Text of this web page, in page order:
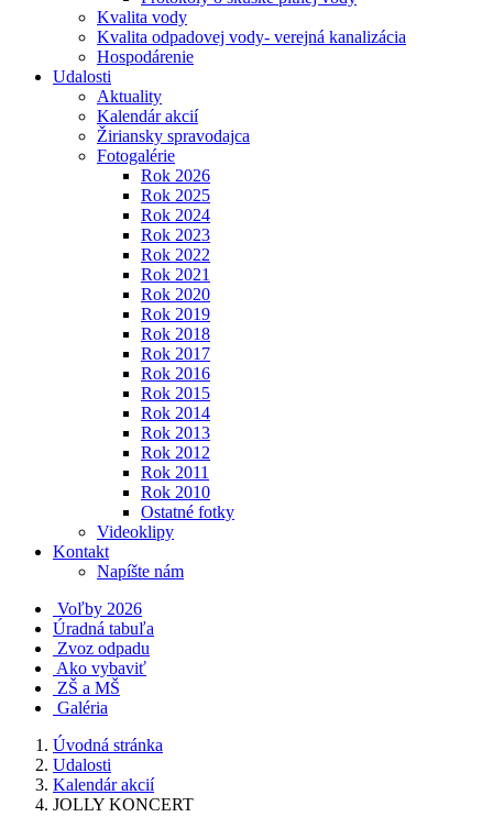
Kvalita vody
Kvalita odpadovej vody- verejná kanalizácia
Hospodárenie
Udalosti
Aktuality
Kalendár akcií
Žiriansky spravodajca
Fotogalérie
Rok 2026
Rok 2025
Rok 2024
Rok 2023
Rok 2022
Rok 2021
Rok 2020
Rok 2019
Rok 2018
Rok 2017
Rok 2016
Rok 2015
Rok 2014
Rok 2013
Rok 2012
Rok 2011
Rok 2010
Ostatné fotky
Videoklipy
Kontakt
Napíšte nám
Voľby 2026
Úradná tabuľa
Zvoz odpadu
Ako vybaviť
ZŠ a MŠ
Galéria
Úvodná stránka
Udalosti
Kalendár akcií
JOLLY KONCERT